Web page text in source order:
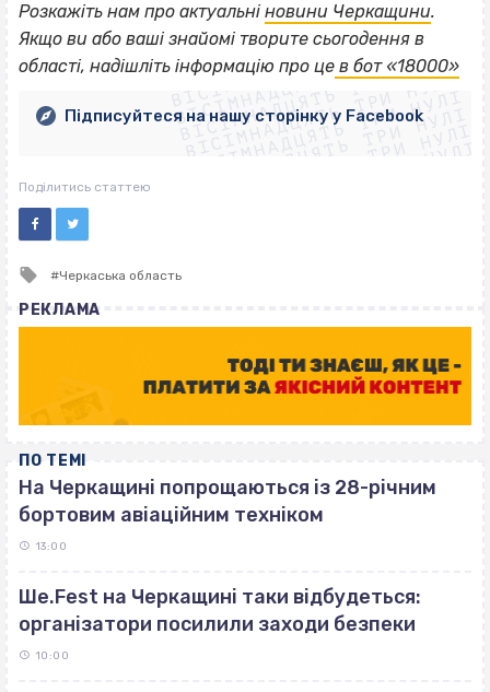
Розкажіть нам про актуальні новини Черкащини.
Якщо ви або ваші знайомі творите сьогодення в
області, надішліть інформацію про це в бот «18000»
ВІСІМНАДЦЯТЬ ТРИ НУЛІ
ВІСІМНАДЦЯТЬ ТРИ НУЛІ
ВІСІМНАДЦЯТЬ ТРИ НУЛІ
ВІСІМНАДЦЯТЬ ТРИ НУЛІ
ВІСІМНАДЦЯТЬ ТРИ НУЛІ
ВІСІМНАДЦЯТЬ ТРИ НУЛІ
ВІСІМНАДЦЯТЬ ТРИ НУЛІ
ВІСІМНАДЦЯТЬ ТРИ НУЛІ
Підписуйтеся на нашу сторінку у Facebook
Поділитись статтею
Tagged
Черкаська область
РЕКЛАМА
ПО ТЕМІ
На Черкащині попрощаються із 28-річним
бортовим авіаційним техніком
13:00
Ше.Fest на Черкащині таки відбудеться:
організатори посилили заходи безпеки
10:00